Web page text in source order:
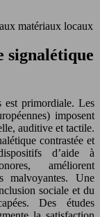
matériaux locaux
signalétique
est primordiale. Les
imposent
auditive et tactile.
contrastée et
d’aide à
améliorent
malvoyantes. Une
sociale et du
Des études